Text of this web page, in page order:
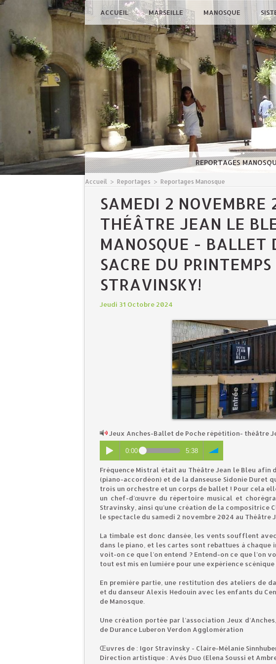
ACCUEIL MARSEILLE MANOSQUE
REPORTAGES
Accueil > Reportages > Reportages Manosque
SAMEDI 2 NOVEMBRE
THÉÂTRE JEAN LE
MANOSQUE - BALLET
SACRE DU PRINTEMPS
STRAVINSKY!
Jeudi 31 Octobre 2024
Jeux Anches-Ballet de Poche répétition- théâtre
0:00 5:38
Fréquence Mistral était au Théâtre Jean le Bleu
(piano-accordéon) et de la danseuse Sidonie Duret
trois un orchestre et un corps de ballet ! Pour cela
un chef-d’œuvre du répertoire musical et
Stravinsky, ainsi qu’une création de la compositrice
le spectacle du samedi 2 novembre 2024 au Théâtre
La timbale est donc dansée, les vents soufflent
dans le piano, et les cartes sont rebattues à chaque
voit-on ce que l’on entend ? Entend-on ce que l’on
tout est mis en lumière pour une expérience
En première partie, une restitution des ateliers de
et du danseur Alexis Hedouin avec les enfants du
de Manosque.
Une création portée par l’association Jeux
de Durance Luberon Verdon Agglomération
Œuvres de : Igor Stravinsky - Claire-Mélanie
Direction artistique : Avès Duo (Elena Soussi et